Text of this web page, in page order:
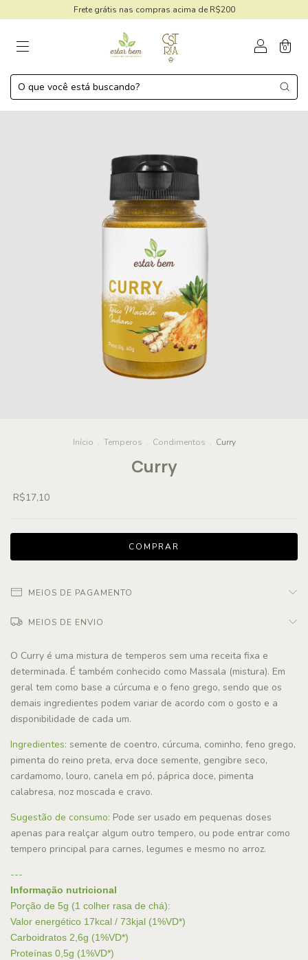
Frete grátis nas compras acima de R$200
0
Início . Temperos . Condimentos . Curry
Curry
R$17,10
MEIOS DE PAGAMENTO
MEIOS DE ENVIO
O Curry é uma mistura de temperos sem uma receita fixa e
determinada. É também conhecido como Massala (mistura). Em
geral tem como base a cúrcuma e o feno grego, sendo que os
demais ingredientes podem variar de acordo com o gosto e a
disponibilidade de cada um.
Ingredientes: semente de coentro, cúrcuma, cominho, feno grego,
pimenta do reino preta, erva doce semente, gengibre seco,
cardamomo, louro, canela em pó, páprica doce, pimenta
calabresa, noz moscada e cravo.
Sugestão de consumo: Pode ser usado em pequenas doses
apenas para realçar algum outro tempero, ou pode entrar como
tempero principal para carnes, legumes e mesmo no arroz.
---
Informação nutricional
Porção de 5g (1 colher rasa de chá):
Valor energético 17kcal / 73kjal (1%VD*)
Carboidratos 2,6g (1%VD*)
Proteínas 0,5g (1%VD*)